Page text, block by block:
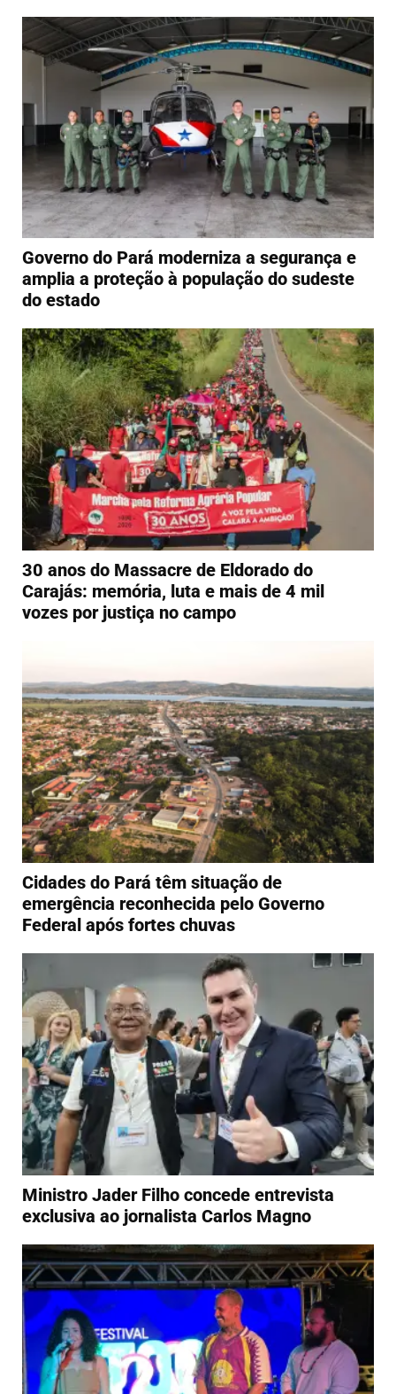
Governo do Pará moderniza a segurança e
amplia a proteção à população do sudeste
do estado
30 anos do Massacre de Eldorado do
Carajás: memória, luta e mais de 4 mil
vozes por justiça no campo
Cidades do Pará têm situação de
emergência reconhecida pelo Governo
Federal após fortes chuvas
Ministro Jader Filho concede entrevista
exclusiva ao jornalista Carlos Magno